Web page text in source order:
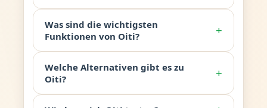
Was sind die wichtigsten
Funktionen von Oiti?
+
Welche Alternativen gibt es zu
Oiti?
+